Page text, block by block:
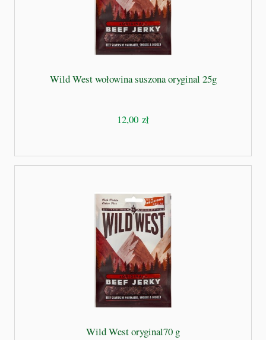
Wild West wołowina suszona oryginal 25g
12,00 zł
Wild West oryginal70 g